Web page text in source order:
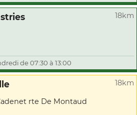
18km
de 07:30 à 13:00
18km
rte De Montaud